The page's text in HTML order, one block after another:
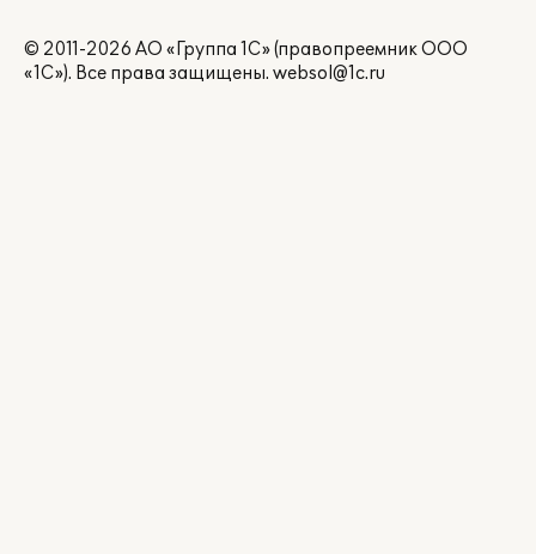
© 2011-2026 АО «Группа 1С» (правопреемник ООО
«1С»). Все права защищены. websol@1c.ru